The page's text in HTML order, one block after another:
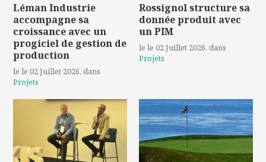
Léman Industrie
accompagne sa
croissance avec un
progiciel de gestion de
production
le le 02 Juillet 2026, dans
Projets
Rossignol structure sa
donnée produit avec
un PIM
le le 02 Juillet 2026, dans
Projets